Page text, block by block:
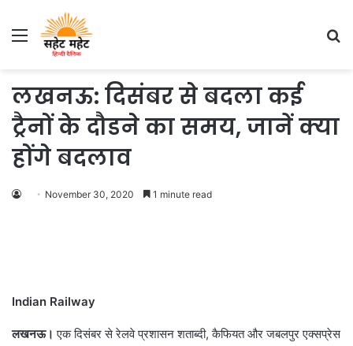
Menu
लखनऊ: दिसंबर से बदला कई
ट्रैनों के दौडने का समय, जानें क्या
होंगे बदलाव
November 30, 2020 1 minute read
Indian Railway
लखनऊ। एक दिसंबर से रेलवे प्रशासन शताब्दी, कैफियत और जबलपुर एक्सप्रेस